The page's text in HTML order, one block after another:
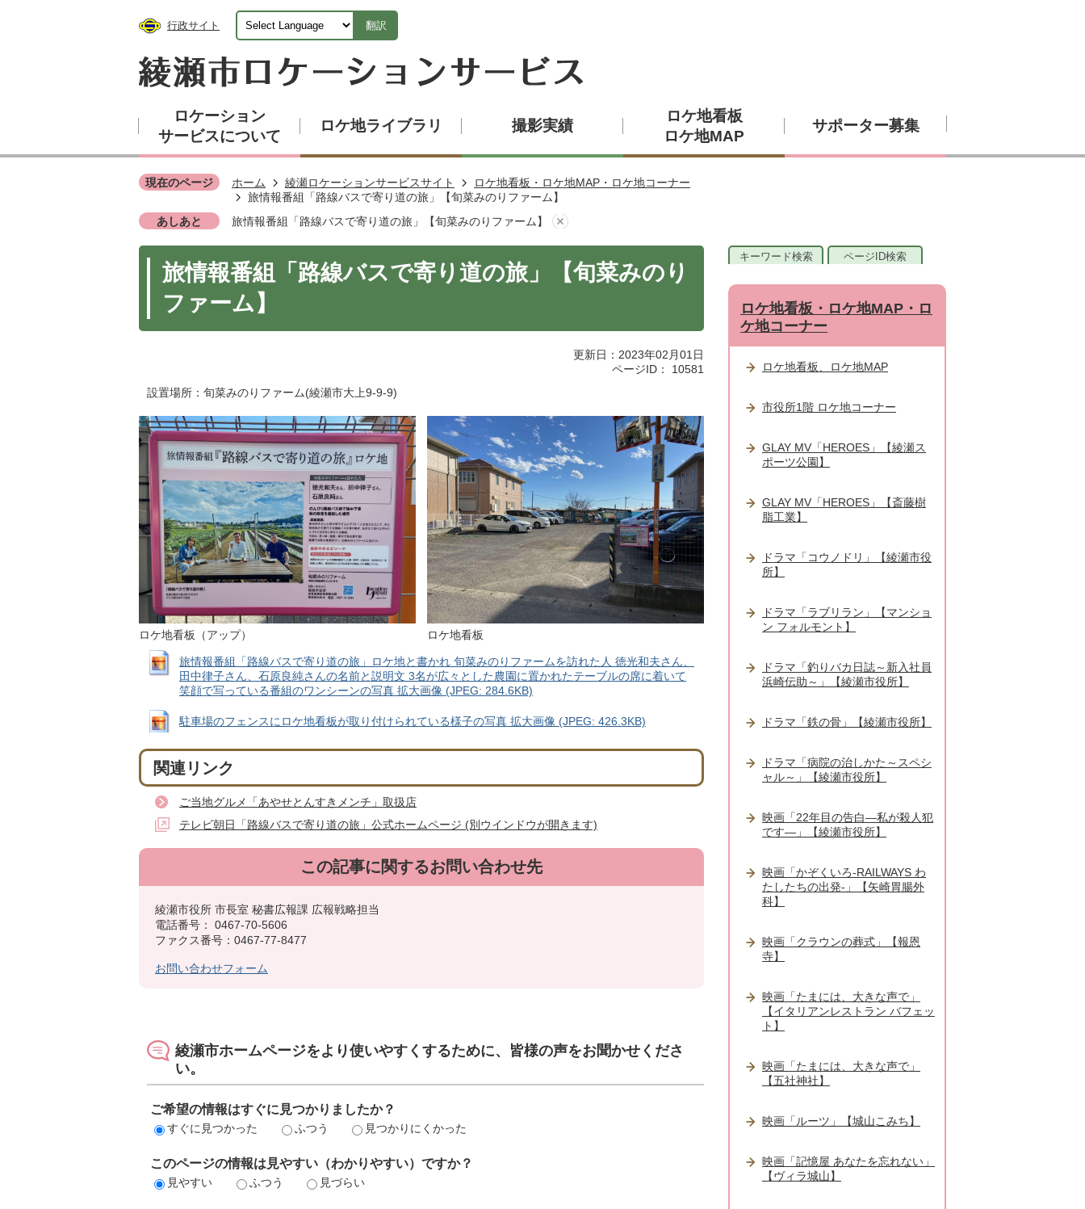
行政サイト 翻訳
ロケーション
サービスについて
ロケ地ライブラリ 撮影実績
ロケ地看板
ロケ地MAP
サポーター募集
現在のページ ホーム 綾瀬ロケーションサービスサイト
ロケ地看板・ロケ地MAP・ロケ地コーナー
旅情報番組「路線バスで寄り道の旅」【旬菜みのりファーム】
あしあと
旅情報番組「路線バスで寄り道の旅」【旬菜みのりファーム】
旅情報番組「路線バスで寄り道の旅」【旬菜みのり
ファーム】
更新日：2023年02月01日
ページID：
10581
設置場所：旬菜みのりファーム(綾瀬市大上9-9-9)
ロケ地看板（アップ） ロケ地看板
旅情報番組「路線バスで寄り道の旅」ロケ地と書かれ 旬菜みのりファームを訪れた人 徳光和夫さん、
田中律子さん、石原良純さんの名前と説明文 3名が広々とした農園に置かれたテーブルの席に着いて
笑顔で写っている番組のワンシーンの写真 拡大画像 (JPEG: 284.6KB)
駐車場のフェンスにロケ地看板が取り付けられている様子の写真 拡大画像 (JPEG: 426.3KB)
関連リンク
ご当地グルメ「あやせとんすきメンチ」取扱店
テレビ朝日「路線バスで寄り道の旅」公式ホームページ (別ウインドウが開きます)
この記事に関するお問い合わせ先
綾瀬市役所 市長室 秘書広報課 広報戦略担当
電話番号： 0467-70-5606
ファクス番号：0467-77-8477
お問い合わせフォーム
綾瀬市ホームページをより使いやすくするために、皆様の声をお聞かせくださ
い。
ご希望の情報はすぐに見つかりましたか？
すぐに見つかった ふつう 見つかりにくかった
このページの情報は見やすい（わかりやすい）ですか？
見やすい ふつう 見づらい
キーワード検索 ページID検索
ロケ地看板・ロケ地MAP・ロ
ケ地コーナー
ロケ地看板、ロケ地MAP
市役所1階 ロケ地コーナー
GLAY MV「HEROES」【綾瀬ス
ポーツ公園】
GLAY MV「HEROES」【斎藤樹
脂工業】
ドラマ「コウノドリ」【綾瀬市役
所】
ドラマ「ラブリラン」【マンショ
ン フォルモント】
ドラマ「釣りバカ日誌～新入社員
浜崎伝助～」【綾瀬市役所】
ドラマ「鉄の骨」【綾瀬市役所】
ドラマ「病院の治しかた～スペシ
ャル～」【綾瀬市役所】
映画「22年目の告白―私が殺人犯
です―」【綾瀬市役所】
映画「かぞくいろ-RAILWAYS わ
たしたちの出発-」【矢崎胃腸外
科】
映画「クラウンの葬式」【報恩
寺】
映画「たまには、大きな声で」
【イタリアンレストラン バフェッ
ト】
映画「たまには、大きな声で」
【五社神社】
映画「ルーツ」【城山こみち】
映画「記憶屋 あなたを忘れない」
【ヴィラ城山】